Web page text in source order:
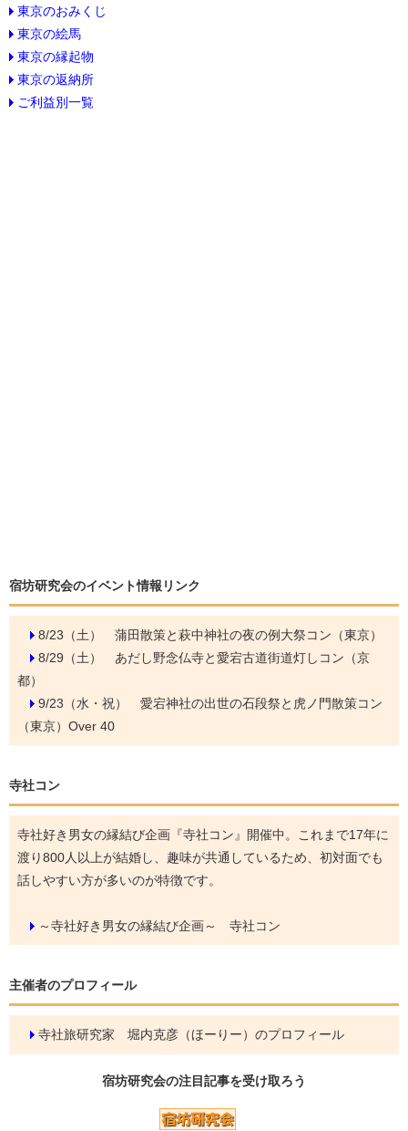
東京のおみくじ
東京の絵馬
東京の縁起物
東京の返納所
ご利益別一覧
宿坊研究会のイベント情報リンク
8/23（土） 蒲田散策と萩中神社の夜の例大祭コン（東京）
8/29（土） あだし野念仏寺と愛宕古道街道灯しコン（京
都）
9/23（水・祝） 愛宕神社の出世の石段祭と虎ノ門散策コン
（東京）Over 40
寺社コン
寺社好き男女の縁結び企画『寺社コン』開催中。これまで17年に
渡り800人以上が結婚し、趣味が共通しているため、初対面でも
話しやすい方が多いのが特徴です。
～寺社好き男女の縁結び企画～ 寺社コン
主催者のプロフィール
寺社旅研究家 堀内克彦（ほーりー）のプロフィール
宿坊研究会の注目記事を受け取ろう